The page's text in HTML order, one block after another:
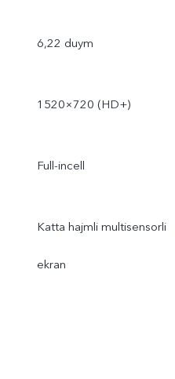
6,22 duym
1520×720 (HD+)
Full-incell
Katta hajmli multisensorli
ekran